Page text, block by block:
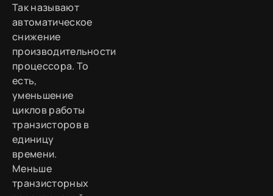
Так называют
автоматическое
снижение
производительности
процессора. То
есть,
уменьшение
циклов работы
транзисторов в
единицу
времени.
Меньше
транзисторных